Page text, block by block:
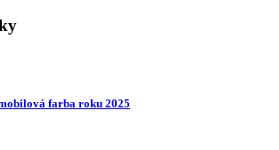
farba roku 2025